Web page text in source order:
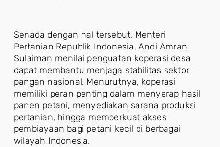
Senada dengan hal tersebut, Menteri
Pertanian Republik Indonesia, Andi Amran
Sulaiman menilai penguatan koperasi desa
dapat membantu menjaga stabilitas sektor
pangan nasional. Menurutnya, koperasi
memiliki peran penting dalam menyerap hasil
panen petani, menyediakan sarana produksi
pertanian, hingga memperkuat akses
pembiayaan bagi petani kecil di berbagai
wilayah Indonesia.